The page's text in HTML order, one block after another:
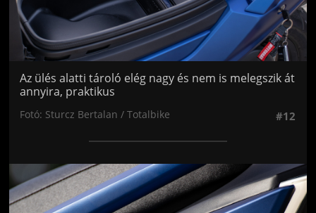
Az ülés alatti tároló elég nagy és nem is melegszik át
annyira, praktikus
Fotó: Sturcz Bertalan / Totalbike #12
Jön még kép!